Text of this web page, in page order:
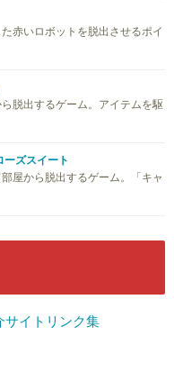
赤いロボットを脱出させるポイ
脱出するゲーム。アイテムを駆
ーズスイート
屋から脱出するゲーム。「キャ
サイトリンク集